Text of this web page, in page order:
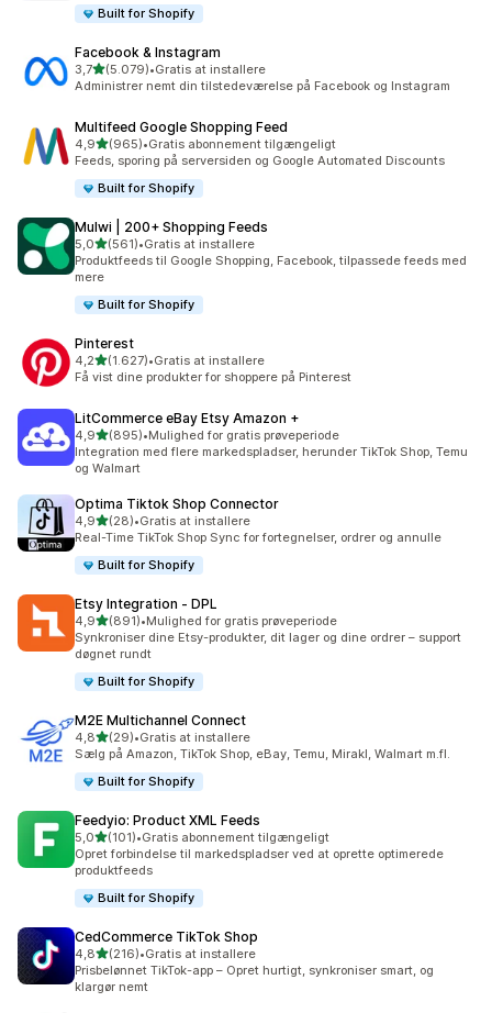
Built for Shopify
Facebook & Instagram
3,7ud af 5 stjerner
(5.079)
5079 anmeldelser i alt
•Gratis at installere
Administrer nemt din tilstedeværelse på Facebook og Instagram
Multifeed Google Shopping Feed
4,9ud af 5 stjerner
(965)
965 anmeldelser i alt
•Gratis abonnement tilgængeligt
Feeds, sporing på serversiden og Google Automated Discounts
Built for Shopify
Mulwi | 200+ Shopping Feeds
5,0ud af 5 stjerner
(561)
561 anmeldelser i alt
•Gratis at installere
Produktfeeds til Google Shopping, Facebook, tilpassede feeds med
mere
Built for Shopify
Pinterest
4,2ud af 5 stjerner
(1.627)
1627 anmeldelser i alt
•Gratis at installere
Få vist dine produkter for shoppere på Pinterest
LitCommerce eBay Etsy Amazon +
4,9ud af 5 stjerner
(895)
895 anmeldelser i alt
•Mulighed for gratis prøveperiode
Integration med flere markedspladser, herunder TikTok Shop, Temu
og Walmart
Optima Tiktok Shop Connector
4,9ud af 5 stjerner
(28)
28 anmeldelser i alt
•Gratis at installere
Real-Time TikTok Shop Sync for fortegnelser, ordrer og annulle
Built for Shopify
Etsy Integration ‑ DPL
4,9ud af 5 stjerner
(891)
891 anmeldelser i alt
•Mulighed for gratis prøveperiode
Synkroniser dine Etsy-produkter, dit lager og dine ordrer – support
døgnet rundt
Built for Shopify
M2E Multichannel Connect
4,8ud af 5 stjerner
(29)
29 anmeldelser i alt
•Gratis at installere
Sælg på Amazon, TikTok Shop, eBay, Temu, Mirakl, Walmart m.fl.
Built for Shopify
Feedyio: Product XML Feeds
5,0ud af 5 stjerner
(101)
101 anmeldelser i alt
•Gratis abonnement tilgængeligt
Opret forbindelse til markedspladser ved at oprette optimerede
produktfeeds
Built for Shopify
CedCommerce TikTok Shop
4,8ud af 5 stjerner
(216)
216 anmeldelser i alt
•Gratis at installere
Prisbelønnet TikTok-app – Opret hurtigt, synkroniser smart, og
klargør nemt